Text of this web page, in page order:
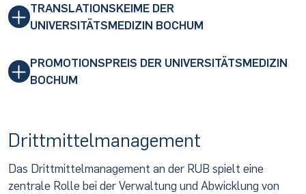
TRANSLATIONSKEIME DER
UNIVERSITÄTSMEDIZIN BOCHUM
PROMOTIONSPREIS DER UNIVERSITÄTSMEDIZIN
BOCHUM
Drittmittelmanagement
Das Drittmittelmanagement an der RUB spielt eine
zentrale Rolle bei der Verwaltung und Abwicklung von